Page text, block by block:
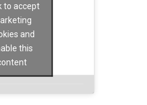
to accept
and
this